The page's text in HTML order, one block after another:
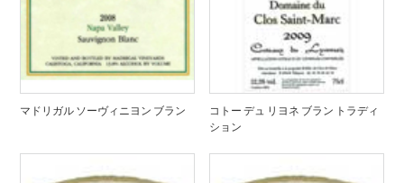
マドリガル ソーヴィニヨン ブラン
コトー デュ リヨネ ブラン トラディ
ション